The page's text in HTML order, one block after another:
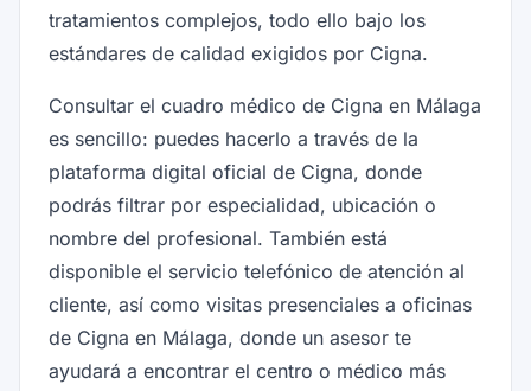
tratamientos complejos, todo ello bajo los
estándares de calidad exigidos por Cigna.
Consultar el cuadro médico de Cigna en Málaga
es sencillo: puedes hacerlo a través de la
plataforma digital oficial de Cigna, donde
podrás filtrar por especialidad, ubicación o
nombre del profesional. También está
disponible el servicio telefónico de atención al
cliente, así como visitas presenciales a oficinas
de Cigna en Málaga, donde un asesor te
ayudará a encontrar el centro o médico más